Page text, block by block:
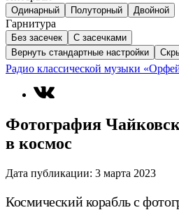
Одинарный Полуторный Двойной
Гарнитура
Без засечек
С засечками
Вернуть стандартные настройки
Радио классической музыки
Фотография
в космос
Дата публикации: 3 марта 2023
Космический корабль с